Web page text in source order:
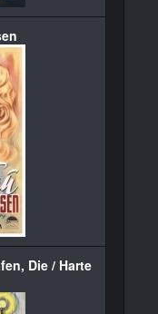
Die / Harte